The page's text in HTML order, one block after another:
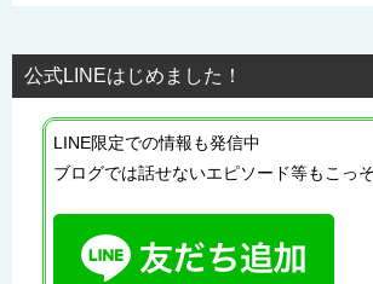
公式LINEはじめました！
LINE限定での情報も発信中
ブログでは話せないエピソード等もこっ